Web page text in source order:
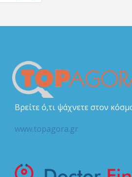
Βρείτε ό,τι ψάχνετε στον
www.topagora.gr